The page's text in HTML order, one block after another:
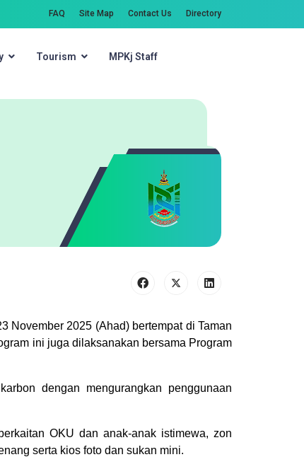
FAQ Site Map Contact Us Directory
Tourism MPKj Staff
November 2025 (Ahad) bertempat di Taman
ini juga dilaksanakan bersama Program
dengan mengurangkan penggunaan
OKU dan anak-anak istimewa, zon
serta kios foto dan sukan mini.